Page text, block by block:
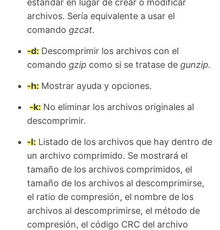
estándar en lugar de crear o modificar
archivos. Sería equivalente a usar el
comando gzcat.
-d: Descomprimir los archivos con el
comando gzip como si se tratase de gunzip.
-h: Mostrar ayuda y opciones.
-k: No eliminar los archivos originales al
descomprimir.
-l: Listado de los archivos que hay dentro de
un archivo comprimido. Se mostrará el
tamaño de los archivos comprimidos, el
tamaño de los archivos al descomprimirse,
el ratio de compresión, el nombre de los
archivos al descomprimirse, el método de
compresión, el código CRC del archivo